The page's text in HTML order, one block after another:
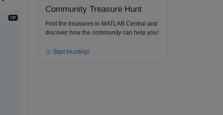
Community Treasure Hunt
Find the treasures in MATLAB Central and
discover how the community can help you!
Start Hunting!